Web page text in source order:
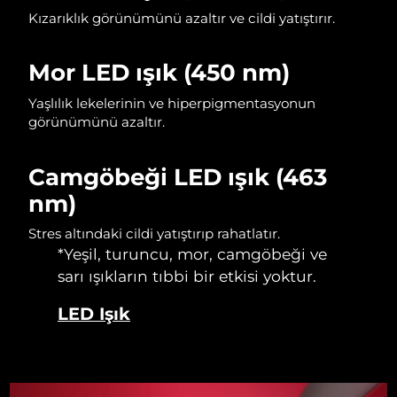
Kızarıklık görünümünü azaltır ve cildi yatıştırır.
Mor LED ışık (450 nm)
Yaşlılık lekelerinin ve hiperpigmentasyonun
görünümünü azaltır.
Camgöbeği LED ışık (463
nm)
Stres altındaki cildi yatıştırıp rahatlatır.
*Yeşil, turuncu, mor, camgöbeği ve
sarı ışıkların tıbbi bir etkisi yoktur.
LED Işık
Slovenya Tahmini teslim tarihi
Güney Afrika
İspanya
İsveç Tahmini teslim tarihi
İsviçre Tahmini teslim tarihi